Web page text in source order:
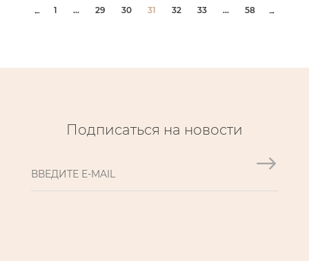
← 1 ... 29 30 31 32 33 ... 58 →
Подписаться на новости